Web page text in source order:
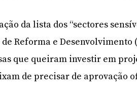
da lista dos “sectores
Reforma e Desenvolvimento
que queiram investir em
de precisar de aprovação